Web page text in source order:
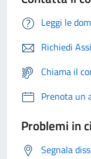
Leggi le
Richiedi
Chiama il
Prenota un
Problemi in
Segnala